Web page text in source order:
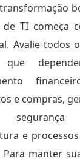
de TI começa
Avalie todos
que
e compras,
e
Para manter